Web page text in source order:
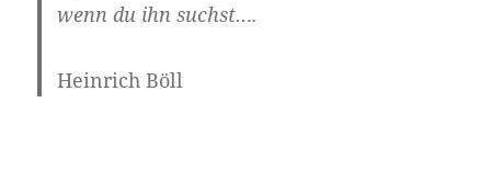
wenn du ihn suchst….
Heinrich Böll